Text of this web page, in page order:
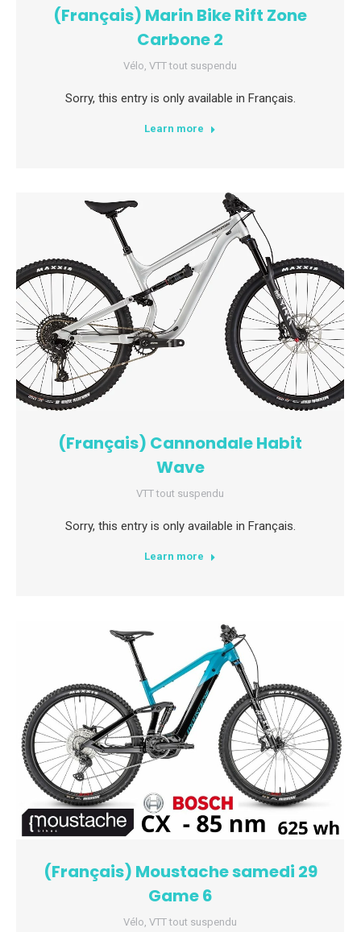
(Français) Marin Bike Rift Zone
Carbone 2
Vélo, VTT tout suspendu
Sorry, this entry is only available in Français.
Learn more
(Français) Cannondale Habit
Wave
VTT tout suspendu
Sorry, this entry is only available in Français.
Learn more
(Français) Moustache samedi 29
Game 6
Vélo, VTT tout suspendu